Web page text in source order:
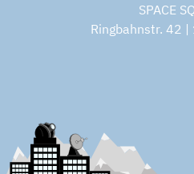
SPACE
Ringbahnstr. 42